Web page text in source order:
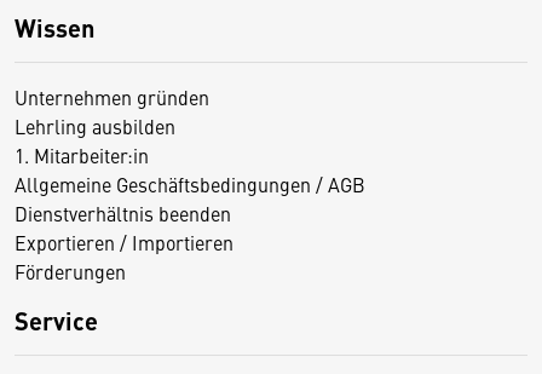
Wissen
Unternehmen gründen
Lehrling ausbilden
1. Mitarbeiter:in
Allgemeine Geschäftsbedingungen / AGB
Dienstverhältnis beenden
Exportieren / Importieren
Förderungen
Service